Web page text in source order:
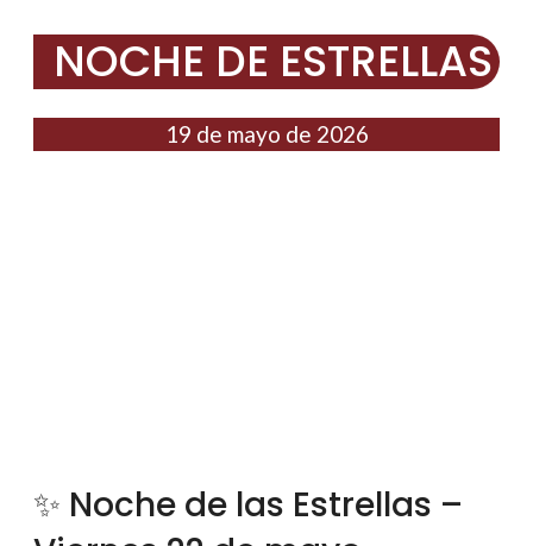
NOCHE DE ESTRELLAS
19 de mayo de 2026
✨ Noche de las Estrellas –